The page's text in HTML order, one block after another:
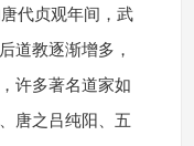
代贞观年间，武
道教逐渐增多，
许多著名道家如
唐之吕纯阳、五